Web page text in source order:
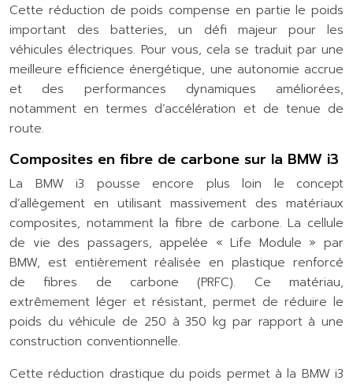
Cette réduction de poids compense en partie le poids
important des batteries, un défi majeur pour les
véhicules électriques. Pour vous, cela se traduit par une
meilleure efficience énergétique, une autonomie accrue
et des performances dynamiques améliorées,
notamment en termes d’accélération et de tenue de
route.
Composites en fibre de carbone sur la BMW i3
La BMW i3 pousse encore plus loin le concept
d’allègement en utilisant massivement des matériaux
composites, notamment la fibre de carbone. La cellule
de vie des passagers, appelée « Life Module » par
BMW, est entièrement réalisée en plastique renforcé
de fibres de carbone (PRFC). Ce matériau,
extrêmement léger et résistant, permet de réduire le
poids du véhicule de 250 à 350 kg par rapport à une
construction conventionnelle.
Cette réduction drastique du poids permet à la BMW i3